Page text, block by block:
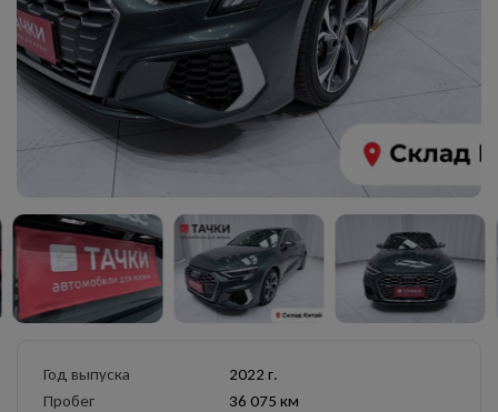
Год выпуска
2022 г.
Пробег
36 075 км